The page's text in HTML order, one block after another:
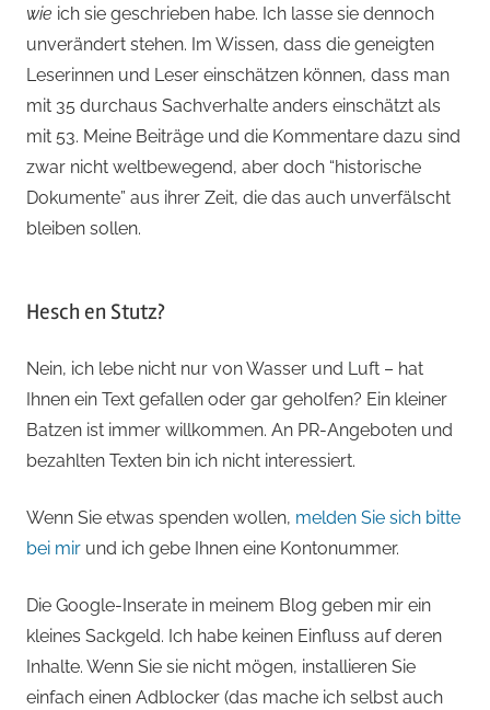
wie ich sie geschrieben habe. Ich lasse sie dennoch
unverändert stehen. Im Wissen, dass die geneigten
Leserinnen und Leser einschätzen können, dass man
mit 35 durchaus Sachverhalte anders einschätzt als
mit 53. Meine Beiträge und die Kommentare dazu sind
zwar nicht weltbewegend, aber doch “historische
Dokumente” aus ihrer Zeit, die das auch unverfälscht
bleiben sollen.
Hesch en Stutz?
Nein, ich lebe nicht nur von Wasser und Luft – hat
Ihnen ein Text gefallen oder gar geholfen? Ein kleiner
Batzen ist immer willkommen. An PR-Angeboten und
bezahlten Texten bin ich nicht interessiert.
Wenn Sie etwas spenden wollen, melden Sie sich bitte
bei mir und ich gebe Ihnen eine Kontonummer.
Die Google-Inserate in meinem Blog geben mir ein
kleines Sackgeld. Ich habe keinen Einfluss auf deren
Inhalte. Wenn Sie sie nicht mögen, installieren Sie
einfach einen Adblocker (das mache ich selbst auch